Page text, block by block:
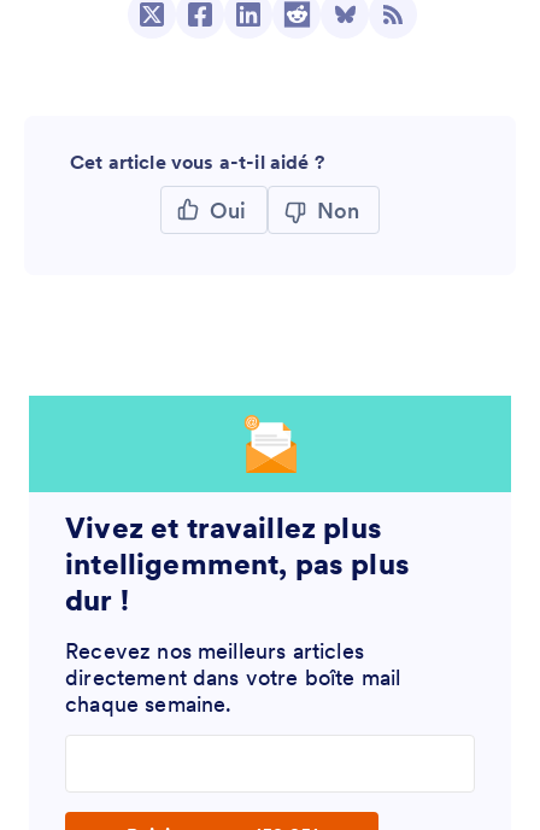
Cet article vous a-t-il aidé ?
Oui Non
Vivez et travaillez plus
intelligemment, pas plus
dur !
Recevez nos meilleurs articles
directement dans votre boîte mail
chaque semaine.